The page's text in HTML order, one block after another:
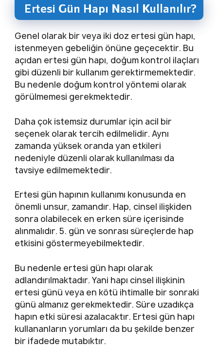
Ertesi Gün Hapı Nasıl Kullanılır?
Genel olarak bir veya iki doz ertesi gün hapı,
istenmeyen gebeliğin önüne geçecektir. Bu
açıdan ertesi gün hapı, doğum kontrol ilaçları
gibi düzenli bir kullanım gerektirmemektedir.
Bu nedenle doğum kontrol yöntemi olarak
görülmemesi gerekmektedir.
Daha çok istemsiz durumlar için acil bir
seçenek olarak tercih edilmelidir. Aynı
zamanda yüksek oranda yan etkileri
nedeniyle düzenli olarak kullanılması da
tavsiye edilmemektedir.
Ertesi gün hapının kullanımı konusunda en
önemli unsur, zamandır. Hap, cinsel ilişkiden
sonra olabilecek en erken süre içerisinde
alınmalıdır. 5. gün ve sonrası süreçlerde hap
etkisini göstermeyebilmektedir.
Bu nedenle ertesi gün hapı olarak
adlandırılmaktadır. Yani hapı cinsel ilişkinin
ertesi günü veya en kötü ihtimalle bir sonraki
günü almanız gerekmektedir. Süre uzadıkça
hapın etki süresi azalacaktır. Ertesi gün hapı
kullananların yorumları da bu şekilde benzer
bir ifadede mutabıktır.